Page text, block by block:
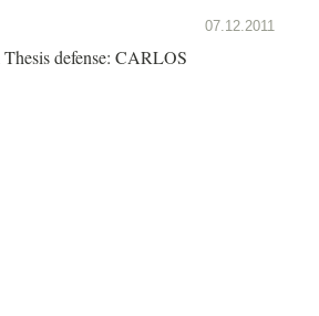
07.12.2011
defense: CARLOS